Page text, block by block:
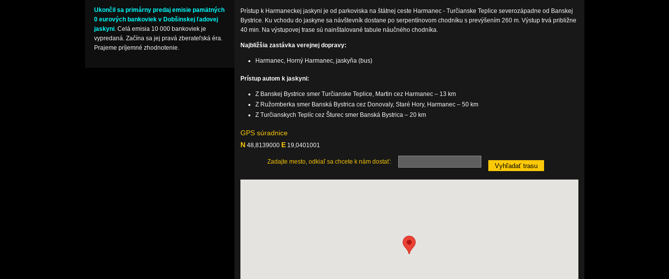
Prístup k Harmaneckej jaskyni je od parkoviska na štátnej ceste Harmanec - Turčianske Teplice severozápadne od Banskej
Bystrice. Ku vchodu do jaskyne sa návštevník dostane po serpentínovom chodníku s prevýšením 260 m. Výstup trvá približne
40 min. Na výstupovej trase sú nainštalované tabule náučného chodníka.
Najbližšia zastávka verejnej dopravy:
Harmanec, Horný Harmanec, jaskyňa (bus)
Prístup autom k jaskyni:
Z Banskej Bystrice smer Turčianske Teplice, Martin cez Harmanec – 13 km
Z Ružomberka smer Banská Bystrica cez Donovaly, Staré Hory, Harmanec – 50 km
Z Turčianskych Teplíc cez Šturec smer Banská Bystrica – 20 km
GPS súradnice
N 48,8139000 E19,0401001
Zadajte mesto, odkiaľ sa chcete k nám dostať:
Ukončil sa primárny predaj emisie pamätných
0 eurových bankoviek v Dobšinskej ľadovej
jaskyni. Celá emisia 10 000 bankoviek je
vypredaná. Začína sa jej pravá zberateľská éra.
Prajeme príjemné zhodnotenie.